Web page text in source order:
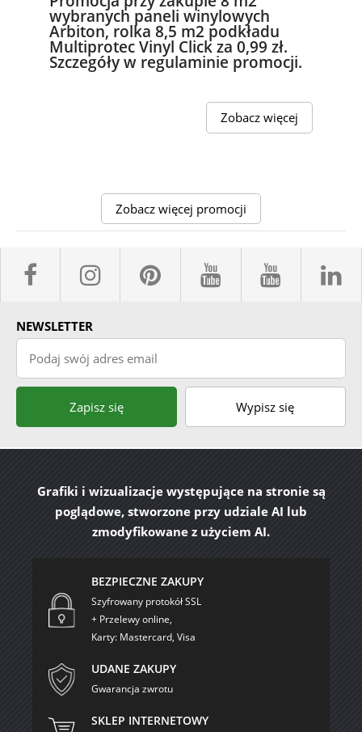
wybranych paneli winylowych
Arbiton, rolka 8,5 m2 podkładu
Multiprotec Vinyl Click za 0,99 zł.
Szczegóły w regulaminie promocji.
Zobacz więcej
Zobacz więcej promocji
facebook sklepyBELPOL
instagram
pinterestyoutube
NEWSLETTER
Podaj swój adres email
Zapisz się Wypisz się
Grafiki i wizualizacje występujące na stronie są
poglądowe, stworzone przy udziale AI lub
zmodyfikowane z użyciem AI.
BEZPIECZNE ZAKUPY
Szyfrowany protokół SSL
+ Przelewy online,
Karty: Mastercard, Visa
UDANE ZAKUPY
Gwarancja zwrotu
SKLEP INTERNETOWY